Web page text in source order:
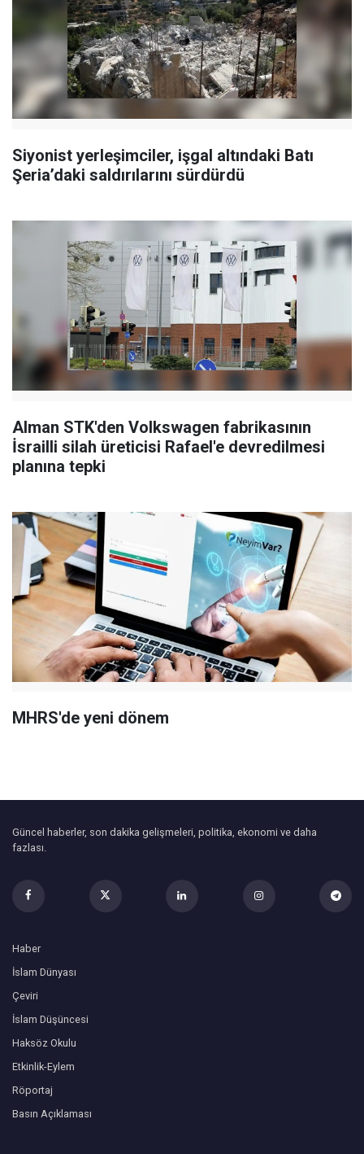
Siyonist yerleşimciler, işgal altındaki Batı
Şeria’daki saldırılarını sürdürdü
Alman STK'den Volkswagen fabrikasının
İsrailli silah üreticisi Rafael'e devredilmesi
planına tepki
MHRS'de yeni dönem
Güncel haberler, son dakika gelişmeleri, politika, ekonomi ve daha
fazlası.
Haber
İslam Dünyası
Çeviri
İslam Düşüncesi
Haksöz Okulu
Etkinlik-Eylem
Röportaj
Basın Açıklaması